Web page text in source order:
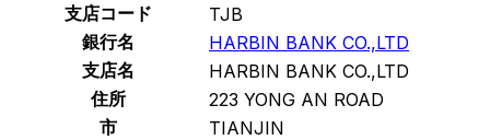
支店コード
TJB
銀行名
HARBIN BANK CO.,LTD
支店名
HARBIN BANK CO.,LTD
住所
223 YONG AN ROAD
市
TIANJIN